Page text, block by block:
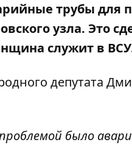
трубы для
узла. Это
служит в
депутата
было